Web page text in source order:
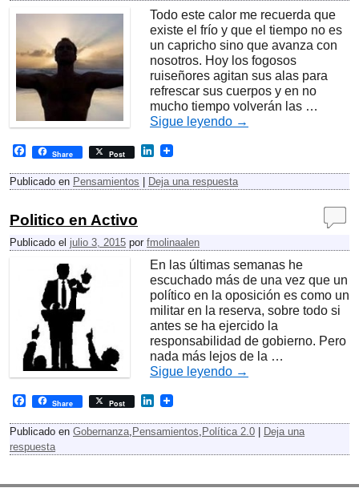
Todo este calor me recuerda que
existe el frío y que el tiempo no es
un capricho sino que avanza con
nosotros. Hoy los fogosos
ruiseñores agitan sus alas para
refrescar sus cuerpos y en no
mucho tiempo volverán las …
Sigue leyendo →
F
a
c
e
o
o
k
Share Post
L
n
k
n
Publicado en Pensamientos Deja una respuesta
Politico en Activo
Publicado el julio 3, 2015 por fmolinaalen
En las últimas semanas he
escuchado más de una vez que un
político en la oposición es como un
militar en la reserva, sobre todo si
antes se ha ejercido la
responsabilidad de gobierno. Pero
nada más lejos de la …
Sigue leyendo →
F
c
e
b
Share Post
L
n
k
e
Publicado en Gobernanza Pensamientos Política 2.0 | Deja una
respuesta